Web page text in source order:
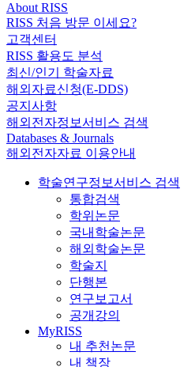
About RISS
RISS 처음 방문 이세요?
고객센터
RISS 활용도 분석
최신/인기 학술자료
해외자료신청(E-DDS)
공지사항
해외전자정보서비스 검색
Databases & Journals
해외전자자료 이용안내
학술연구정보서비스 검색
통합검색
학위논문
국내학술논문
해외학술논문
학술지
단행본
연구보고서
공개강의
MyRISS
내 추천논문
내 책장